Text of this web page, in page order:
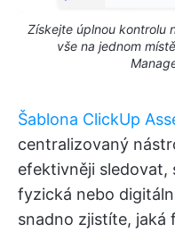
Získejte úplnou kontrolu
vše na jednom
Šablona ClickUp
centralizovaný
efektivněji sledovat,
fyzická nebo
snadno zjistíte, jaká